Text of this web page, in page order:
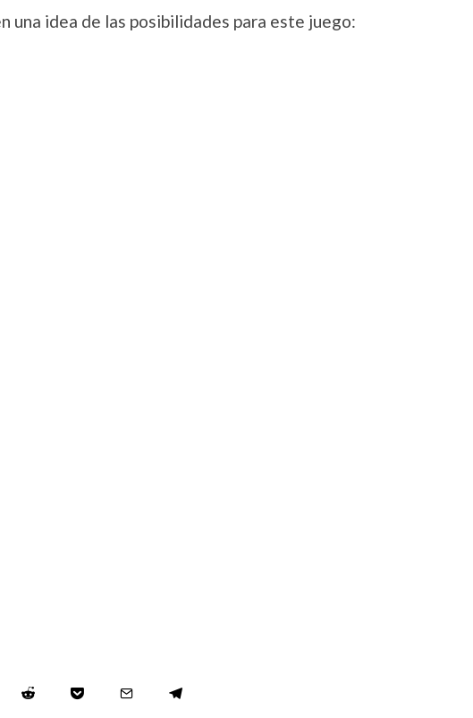
una idea de las posibilidades para este juego: